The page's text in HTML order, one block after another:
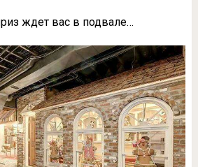
ждет вас в подвале…